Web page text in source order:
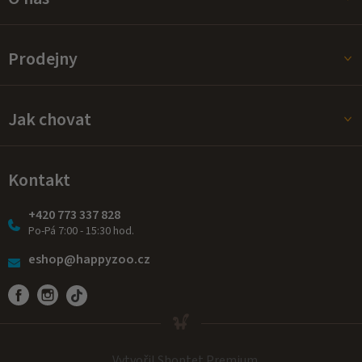
Prodejny
Jak chovat
Kontakt
+420 773 337 828
Po-Pá 7:00 - 15:30 hod.
eshop@happyzoo.cz